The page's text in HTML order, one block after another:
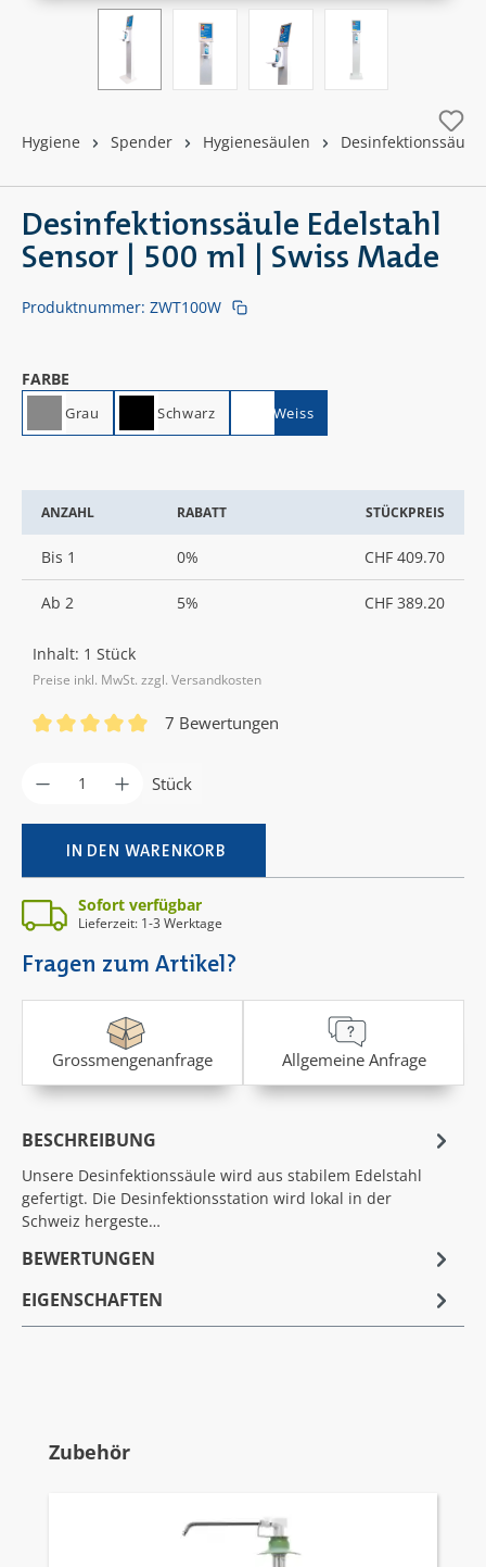
Hygiene Spender Hygienesäulen
Desinfektionssäule Edelstahl
Sensor | 500 ml | Swiss Made
ANZAHL RABATT STÜCKPREIS
Bis 1 0% CHF 409.70
Ab 2 5% CHF 389.20
Inhalt: 1 Stück
Preise inkl. MwSt. zzgl. Versandkosten
7 Bewertungen
FARBE
Grau Schwarz Weiss
Produkt Anzahl: Gib den gewünschten
Stück
IN DEN WARENKORB
Sofort verfügbar
Lieferzeit: 1-3 Werktage
Produktnummer: ZWT100W
Fragen zum Artikel?
Grossmengenanfrage Allgemeine Anfrage
BESCHREIBUNG
Unsere Desinfektionssäule wird aus stabilem Edelstahl
gefertigt. Die Desinfektionsstation wird lokal in der
Schweiz hergeste…
BEWERTUNGEN
EIGENSCHAFTEN
Produktgalerie überspringen
Zubehör